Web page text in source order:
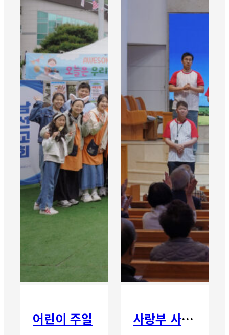
어린이 주일 사랑부 사랑주일